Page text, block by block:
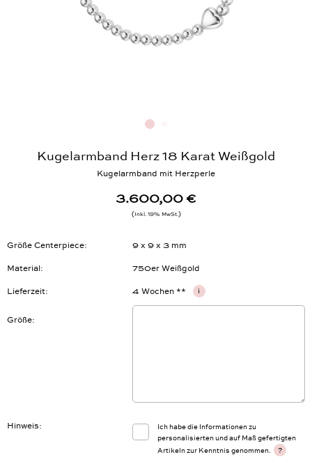
Kugelarmband Herz 18 Karat Weißgold
Kugelarmband mit Herzperle
3.600,00 €
Inkl. 19% MwSt.
Größe Centerpiece 9 x 9 x 3 mm
Material 750er Weißgold
Lieferzeit 4 Wochen ** i
Größe
Hinweis
Ich habe die Informationen zu
personalisierten und auf Maß gefertigten
Artikeln zur Kenntnis genommen.
?